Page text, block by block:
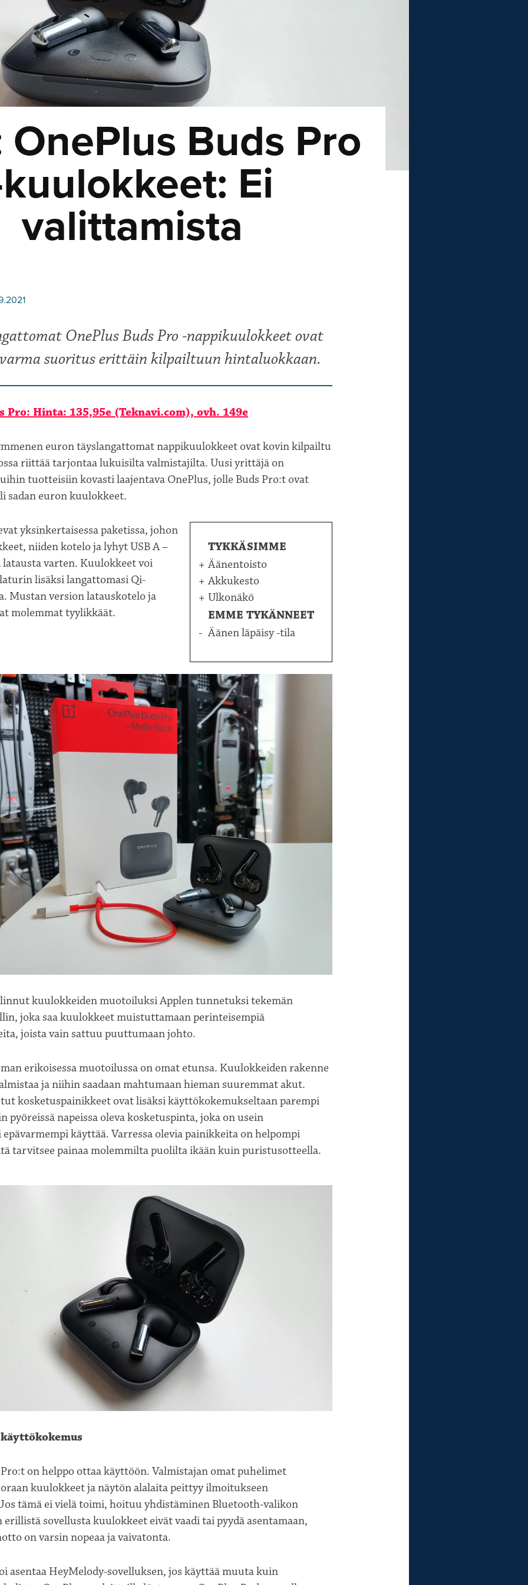
OnePlus Buds Pro
Ei
valittamista
OnePlus Buds Pro -nappikuulokkeet ovat
suoritus erittäin kilpailtuun hintaluokkaan.
Pro: Hinta: 135,95e (Teknavi.com), ovh. 149e
euron täyslangattomat nappikuulokkeet ovat kovin kilpailtu
riittää tarjontaa lukuisilta valmistajilta. Uusi yrittäjä on
tuotteisiin kovasti laajentava OnePlus, jolle Buds Pro:t ovat
sadan euron kuulokkeet.
TYKKÄSIMME
Äänentoisto
Akkukesto
Ulkonäkö
EMME TYKÄNNEET
Äänen läpäisy -tila
yksinkertaisessa paketissa, johon
niiden kotelo ja lyhyt USB A –
latausta varten. Kuulokkeet voi
lisäksi langattomasi Qi-
Mustan version latauskotelo ja
molemmat tyylikkäät.
kuulokkeiden muotoiluksi Applen tunnetuksi tekemän
joka saa kuulokkeet muistuttamaan perinteisempiä
joista vain sattuu puuttumaan johto.
erikoisessa muotoilussa on omat etunsa. Kuulokkeiden rakenne
ja niihin saadaan mahtumaan hieman suuremmat akut.
kosketuspainikkeet ovat lisäksi käyttökokemukseltaan parempi
pyöreissä napeissa oleva kosketuspinta, joka on usein
käyttää. Varressa olevia painikkeita on helpompi
tarvitsee painaa molemmilta puolilta ikään kuin puristusotteella.
on helppo ottaa käyttöön. Valmistajan omat puhelimet
kuulokkeet ja näytön alalaita peittyy ilmoitukseen
tämä ei vielä toimi, hoituu yhdistäminen Bluetooth-valikon
sovellusta kuulokkeet eivät vaadi tai pyydä asentamaan,
on varsin nopeaa ja vaivatonta.
asentaa HeyMelody-sovelluksen, jos käyttää muuta kuin